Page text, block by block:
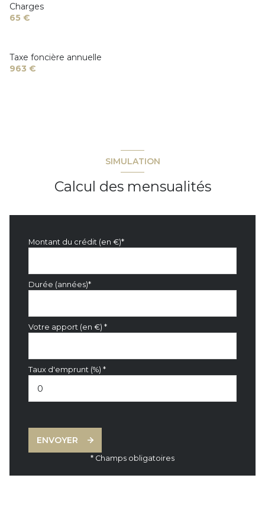
Charges
65 €
Taxe foncière annuelle
963 €
SIMULATION
Calcul des mensualités
Montant du crédit (en €)*
Durée (années)*
Votre apport (en €) *
Taux d'emprunt (%) *
ENVOYER
* Champs obligatoires